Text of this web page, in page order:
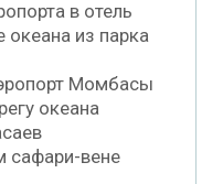
в отель
из парка
Момбасы
океана
сафари-вене